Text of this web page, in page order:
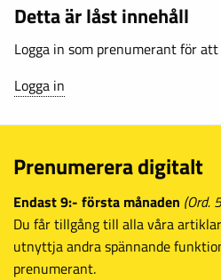
Detta är låst innehåll
Logga in som prenumerant för
Logga in
Prenumerera digitalt
Endast 9:- första månaden (Ord.
Du får tillgång till alla våra
utnyttja andra spännande
prenumerant.